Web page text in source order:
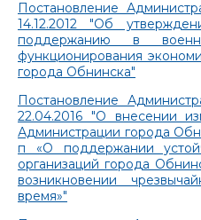
Постановление
14.12.2012 "Об
поддержанию в
функционирования
города Обнинска"
Постановление
22.04.2016 "О внесении
Администрации города
п «О поддержании
организаций города
возникновении
время»"